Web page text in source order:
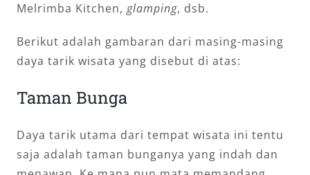
Melrimba Kitchen, glamping, dsb.
Berikut adalah gambaran dari masing-masing
daya tarik wisata yang disebut di atas:
Taman Bunga
Daya tarik utama dari tempat wisata ini tentu
saja adalah taman bunganya yang indah dan